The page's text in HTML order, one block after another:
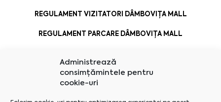
Administrează
consimțămintele pentru
cookie-uri
REGULAMENT VIZITATORI DÂMBOVIȚA MALL
REGULAMENT PARCARE DÂMBOVIȚA MALL